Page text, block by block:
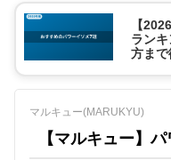
【
ラン
方ま
マルキュー(MARUKYU)
【マルキュー】